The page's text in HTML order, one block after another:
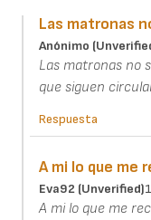
Las matronas
Anónimo
Las matronas no
que siguen
Respuesta
A mi lo que me
Eva92 (unverified)
A mi lo que me